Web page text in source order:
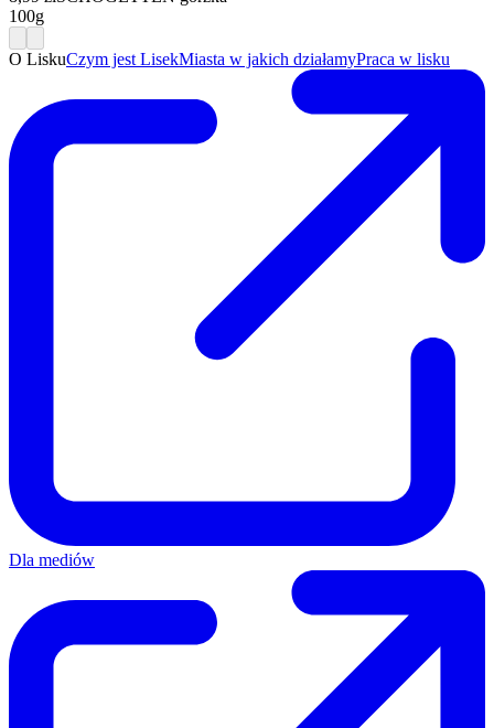
100g
O LiskuCzym jest LisekMiasta w jakich działamyPraca w lisku
Dla mediów